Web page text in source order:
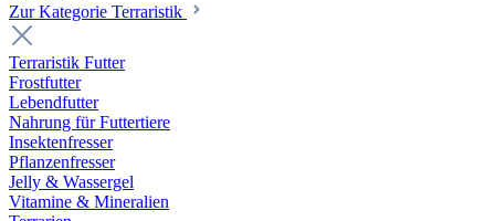
Zur Kategorie Terraristik
Terraristik Futter
Frostfutter
Lebendfutter
Nahrung für Futtertiere
Insektenfresser
Pflanzenfresser
Jelly & Wassergel
Vitamine & Mineralien